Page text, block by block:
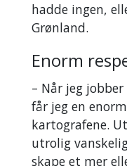
hadde ingen,
Grønland.
Enorm
– Når jeg
får jeg en
kartografene.
utrolig
skape et mer